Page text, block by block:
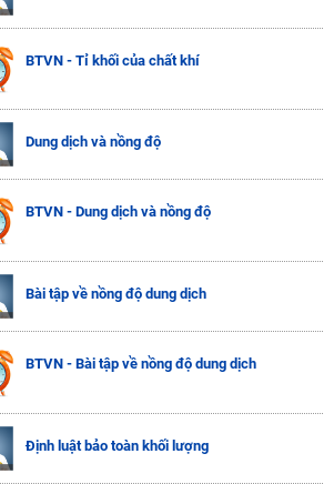
BTVN - Tỉ khối của chất khí
Dung dịch và nồng độ
BTVN - Dung dịch và nồng độ
Bài tập về nồng độ dung dịch
BTVN - Bài tập về nồng độ dung dịch
Định luật bảo toàn khối lượng